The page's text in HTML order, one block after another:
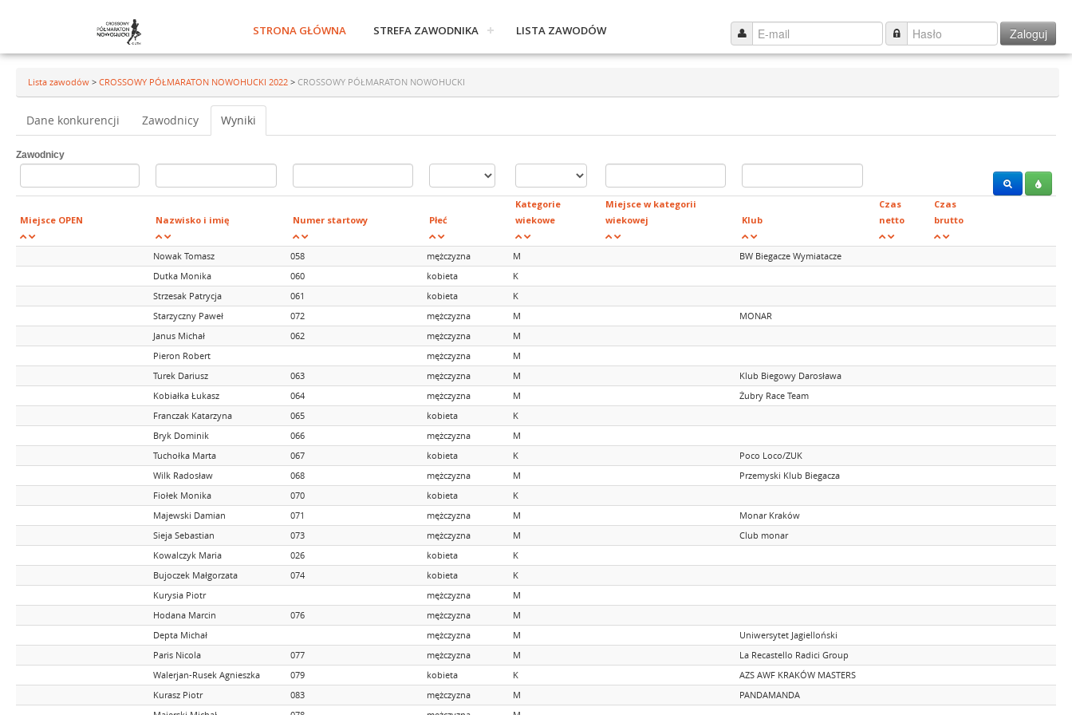
Zaloguj
STRONA GŁÓWNA STREFA ZAWODNIKA LISTA ZAWODÓW
Lista zawodów > CROSSOWY PÓŁMARATON NOWOHUCKI 2022 > CROSSOWY PÓŁMARATON NOWOHUCKI
Dane konkurencji Zawodnicy Wyniki
Zawodnicy
Miejsce OPEN Nazwisko i imię Numer startowy Płeć
Kategorie
wiekowe
Miejsce w kategorii
wiekowej
Klub
Czas
netto
Czas
brutto
Nowak Tomasz 058 mężczyzna M
BW Biegacze Wymiatacze
Dutka Monika
060 kobieta
K
Strzesak Patrycja
061 kobieta
K
Starzyczny Paweł
072 mężczyzna M
MONAR
Janus Michał
062 mężczyzna
M
Pieron Robert
mężczyzna
M
Turek Dariusz
063 mężczyzna M
Klub Biegowy Darosława
Kobiałka Łukasz
064 mężczyzna M
Żubry Race Team
Franczak Katarzyna
065 kobieta
K
Bryk Dominik
066 mężczyzna
M
Tuchołka Marta
067 kobieta K
Poco Loco/ZUK
Wilk Radosław
068 mężczyzna M
Przemyski Klub Biegacza
Fiołek Monika
070 kobieta
K
Majewski Damian
071 mężczyzna M
Monar Kraków
Sieja Sebastian
073 mężczyzna M
Club monar
Kowalczyk Maria
026 kobieta
K
Bujoczek Małgorzata
074 kobieta
K
Kurysia Piotr
mężczyzna
M
Hodana Marcin
076 mężczyzna
M
Depta Michał
mężczyzna M
Uniwersytet Jagielloński
Paris Nicola
077 mężczyzna M
La Recastello Radici Group
Walerjan-Rusek Agnieszka
079 kobieta K
AZS AWF KRAKÓW MASTERS
Kurasz Piotr
083 mężczyzna M
PANDAMANDA